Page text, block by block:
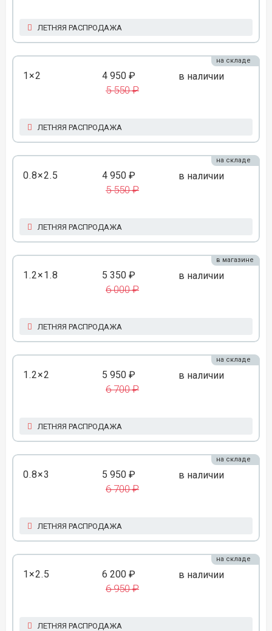
ЛЕТНЯЯ РАСПРОДАЖА
1×2 4 950 ₽
5 550 ₽
в наличии
на складе
ЛЕТНЯЯ РАСПРОДАЖА
0.8×2.5 4 950 ₽
5 550 ₽
в наличии
на складе
ЛЕТНЯЯ РАСПРОДАЖА
1.2×1.8 5 350 ₽
6 000 ₽
в наличии
в магазине
ЛЕТНЯЯ РАСПРОДАЖА
1.2×2 5 950 ₽
6 700 ₽
в наличии
на складе
ЛЕТНЯЯ РАСПРОДАЖА
0.8×3 5 950 ₽
6 700 ₽
в наличии
на складе
ЛЕТНЯЯ РАСПРОДАЖА
1×2.5 6 200 ₽
6 950 ₽
в наличии
на складе
ЛЕТНЯЯ РАСПРОДАЖА